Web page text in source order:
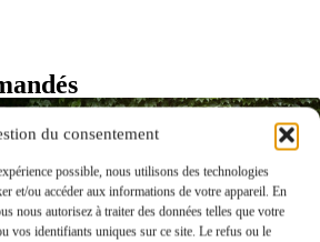
du consentement
possible, nous utilisons des technologies
et/ou accéder aux informations de votre appareil. En
nous autorisez à traiter des données telles que votre
vos identifiants uniques sur ce site. Le refus ou le